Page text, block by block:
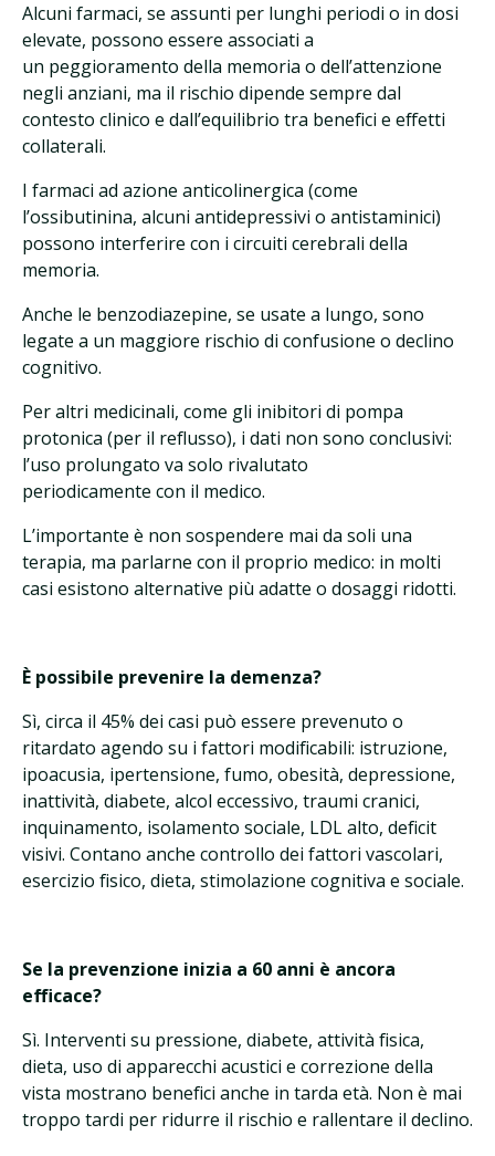
Alcuni farmaci, se assunti per lunghi periodi o in dosi
elevate, possono essere associati a
un peggioramento della memoria o dell’attenzione
negli anziani, ma il rischio dipende sempre dal
contesto clinico e dall’equilibrio tra benefici e effetti
collaterali.
I farmaci ad azione anticolinergica (come
l’ossibutinina, alcuni antidepressivi o antistaminici)
possono interferire con i circuiti cerebrali della
memoria.
Anche le benzodiazepine, se usate a lungo, sono
legate a un maggiore rischio di confusione o declino
cognitivo.
Per altri medicinali, come gli inibitori di pompa
protonica (per il reflusso), i dati non sono conclusivi:
l’uso prolungato va solo rivalutato
periodicamente con il medico.
L’importante è non sospendere mai da soli una
terapia, ma parlarne con il proprio medico: in molti
casi esistono alternative più adatte o dosaggi ridotti.
È possibile prevenire la demenza?
Sì, circa il 45% dei casi può essere prevenuto o
ritardato agendo su i fattori modificabili: istruzione,
ipoacusia, ipertensione, fumo, obesità, depressione,
inattività, diabete, alcol eccessivo, traumi cranici,
inquinamento, isolamento sociale, LDL alto, deficit
visivi. Contano anche controllo dei fattori vascolari,
esercizio fisico, dieta, stimolazione cognitiva e sociale.
Se la prevenzione inizia a 60 anni è ancora
efficace?
Sì. Interventi su pressione, diabete, attività fisica,
dieta, uso di apparecchi acustici e correzione della
vista mostrano benefici anche in tarda età. Non è mai
troppo tardi per ridurre il rischio e rallentare il declino.